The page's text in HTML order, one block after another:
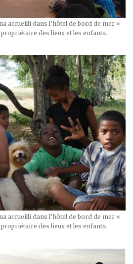
accueilli dans l’hôtel de bord de mer «
des lieux et les enfants.
accueilli dans l’hôtel de bord de mer «
des lieux et les enfants.